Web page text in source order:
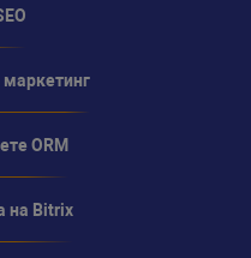
маркетинг
ORM
на Bitrix